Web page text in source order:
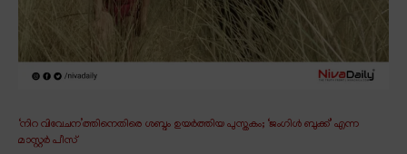
‘നിറ വിവേചന’ത്തിനെതിരെ ശബ്ദം ഉയർത്തിയ പുസ്തകം; ‘ജംഗിൾ ബുക്ക്’ എന്ന
മാസ്റ്റർ പീസ്